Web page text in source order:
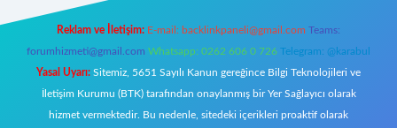
Reklam ve İletişim: E-mail: backlinkpaneli@gmail.com Teams:
forumhizmeti@gmail.com Whatsapp: 0262 606 0 726 Telegram: @karabul
Yasal Uyarı: Sitemiz, 5651 Sayılı Kanun gereğince Bilgi Teknolojileri ve
İletişim Kurumu (BTK) tarafından onaylanmış bir Yer Sağlayıcı olarak
hizmet vermektedir. Bu nedenle, sitedeki içerikleri proaktif olarak